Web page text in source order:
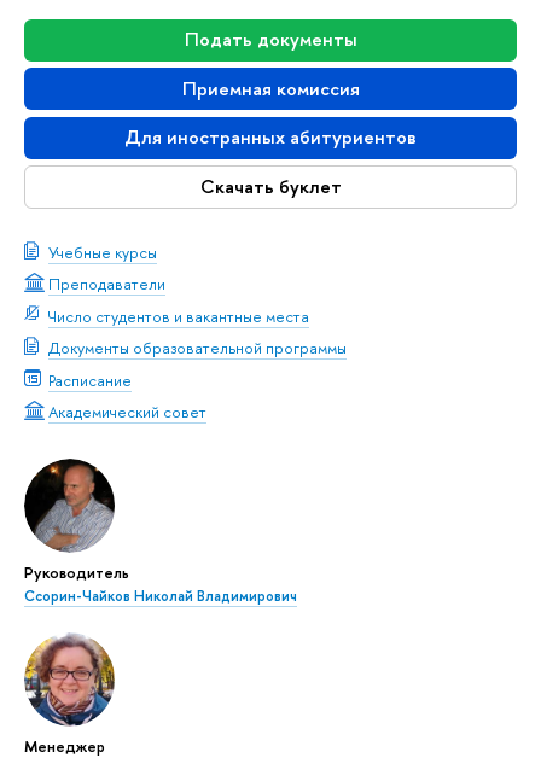
Подать документы
Приемная комиссия
Для иностранных абитуриентов
Скачать буклет
Учебные курсы
Преподаватели
Число студентов и вакантные места
Документы образовательной программы
Расписание
Академический совет
Руководитель
Ссорин-Чайков Николай Владимирович
Менеджер